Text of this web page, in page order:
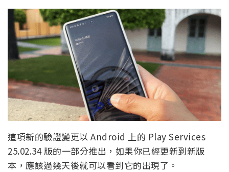
這項新的驗證變更以 Android 上的 Play Services
25.02.34 版的一部分推出，如果你已經更新到新版
本，應該過幾天後就可以看到它的出現了。